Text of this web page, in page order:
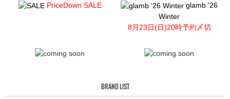
PriceDown SALE
glamb '26
Winter
8月23日(日)20時予約〆切
BRAND LIST